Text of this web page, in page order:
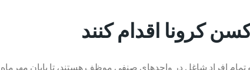
کرونا اقدام کنند
افراد شاغل در واحدهای صنفی موظف هستند، تا پایان